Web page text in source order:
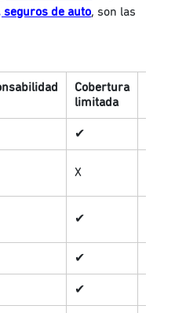
seguros de auto, son las
Cobertura
limitada
✔
X
✔
✔
✔